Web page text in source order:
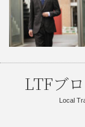
LTFブ
Local